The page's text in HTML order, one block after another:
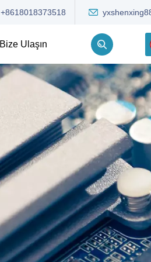
+8618018373518
Bize Ulaşın
한